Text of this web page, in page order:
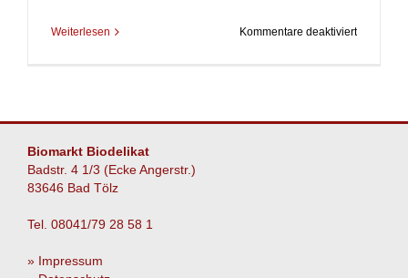
Weiterlesen Kommentare deaktiviertfür
Biomarkt Biodelikat
Badstr. 4 1/3 (Ecke Angerstr.)
83646 Bad Tölz
Tel. 08041/79 28 58 1
» Impressum